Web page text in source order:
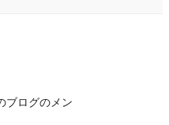
ブログのメン